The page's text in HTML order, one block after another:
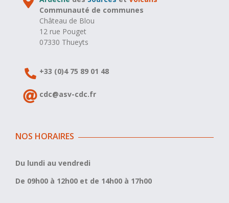
Communauté de communes
Château de Blou
12 rue Pouget
07330 Thueyts
+33 (0)4 75 89 01 48
cdc@asv-cdc.fr
NOS HORAIRES
Du lundi au vendredi
De 09h00 à 12h00 et de 14h00 à 17h00